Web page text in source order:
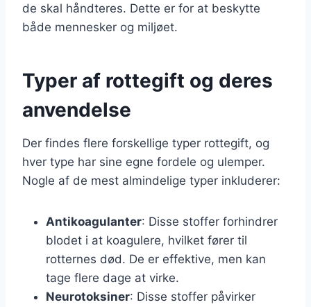
de skal håndteres. Dette er for at beskytte
både mennesker og miljøet.
Typer af rottegift og deres
anvendelse
Der findes flere forskellige typer rottegift, og
hver type har sine egne fordele og ulemper.
Nogle af de mest almindelige typer inkluderer:
Antikoagulanter: Disse stoffer forhindrer
blodet i at koagulere, hvilket fører til
rotternes død. De er effektive, men kan
tage flere dage at virke.
Neurotoksiner: Disse stoffer påvirker